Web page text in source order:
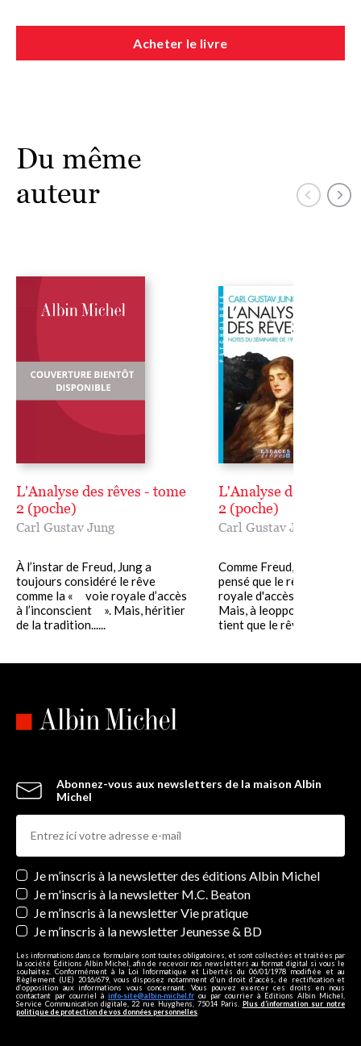
œuvres, dontdans la même collection,Aiôn,L’Âme et le Soi,
(2 tomes).
Acheter le livre
Du même
auteur
L'Analyse des rêves - tome
2 (poche)
Carl Gustav Jung
À l’instar de Freud, Jung a
toujours considéré le rêve
comme la « voie royale d’accès
à l’inconscient ». Mais, héritier
de la tradition......
L'Analyse des rêves -
2 (poche)
Carl Gustav Jung
Comme Freud, Jung a
pensé que le rêve était «
royale d'accès à
Mais, à leopposé de
tient que le rêve......
Abonnez-vous aux newsletters de la maison Albin
Michel
Newsletters
Je m’inscris à la newsletter des éditions Albin Michel
Je m'inscris à la newsletter M.C. Beaton
Je m’inscris à la newsletter Vie pratique
Je m’inscris à la newsletter Jeunesse & BD
Les informations dans ce formulaire sont toutes obligatoires, et sont collectées et traitées par
la société Editions Albin Michel, afin de recevoir nos newsletters au format digital si vous le
souhaitez. Conformément à la Loi Informatique et Libertés du 06/01/1978 modifiée et au
Règlement (UE) 2016/679, vous disposez notamment d'un droit d'accès, de rectification et
d’opposition aux informations vous concernant. Vous pouvez exercer ces droits en nous
contactant par courriel à info-site@albin-michel.fr ou par courrier à Editions Albin Michel,
Service Communication digitale, 22 rue Huyghens, 75014 Paris. Plus d’information sur notre
politique de protection de vos données personnelles